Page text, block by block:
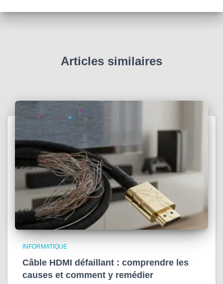
:
Articles similaires
INFORMATIQUE
Câble HDMI défaillant : comprendre les
causes et comment y remédier